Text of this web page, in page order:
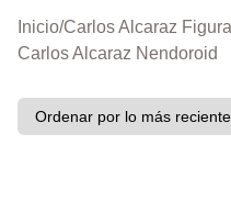
Inicio/Carlos Alcaraz
Carlos Alcaraz Nendoroid